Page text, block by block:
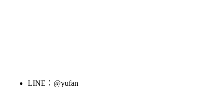
LINE：@yufan